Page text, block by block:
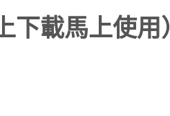
載馬上使用）